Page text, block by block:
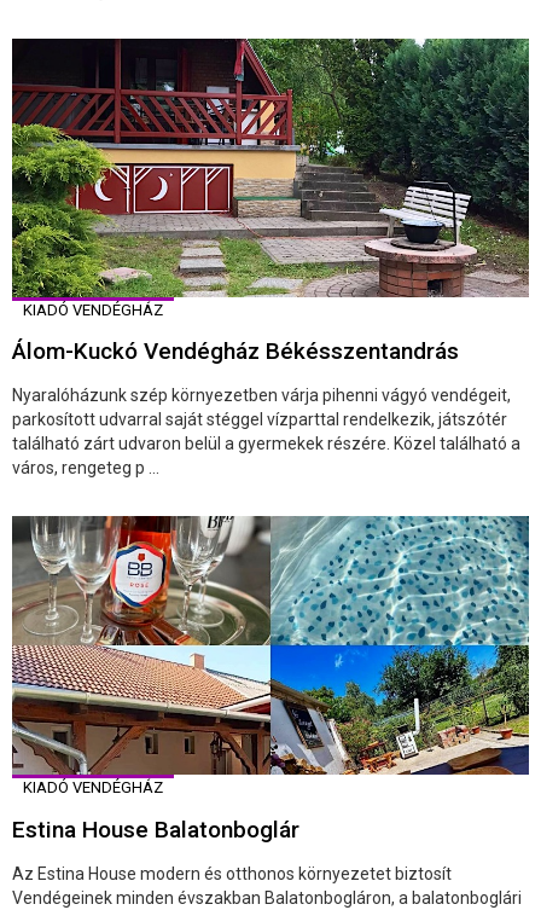
KIADÓ VENDÉGHÁZ
Álom-Kuckó Vendégház Békésszentandrás
Nyaralóházunk szép környezetben várja pihenni vágyó vendégeit,
parkosított udvarral saját stéggel vízparttal rendelkezik, játszótér
található zárt udvaron belül a gyermekek részére. Közel található a
város, rengeteg p ...
KIADÓ VENDÉGHÁZ
Estina House Balatonboglár
Az Estina House modern és otthonos környezetet biztosít
Vendégeinek minden évszakban Balatonbogláron, a balatonboglári